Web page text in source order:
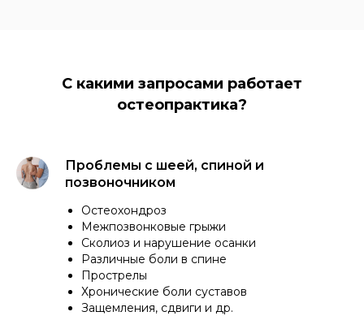
С какими запросами работает
остеопрактика?
Проблемы с шеей, спиной и
позвоночником
Остеохондроз
Межпозвонковые грыжи
Сколиоз и нарушение осанки
Различные боли в спине
Прострелы
Хронические боли суставов
Защемления, сдвиги и др.